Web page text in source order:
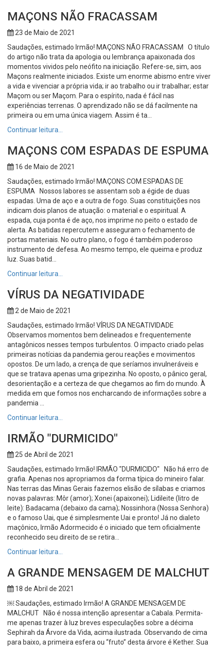
MAÇONS NÃO FRACASSAM
23 de Maio de 2021
Saudações, estimado Irmão! MAÇONS NÃO FRACASSAM O título
do artigo não trata da apologia ou lembrança apaixonada dos
momentos vividos pelo neófito na iniciação. Refere-se, sim, aos
Maçons realmente iniciados. Existe um enorme abismo entre viver
a vida e vivenciar a própria vida; ir ao trabalho ou ir trabalhar; estar
Maçom ou ser Maçom. Para o espírito, nada é fácil nas
experiências terrenas. O aprendizado não se dá facilmente na
primeira ou em uma única viagem. Assim é ta...
Continuar leitura…
MAÇONS COM ESPADAS DE ESPUMA
16 de Maio de 2021
Saudações, estimado Irmão! MAÇONS COM ESPADAS DE
ESPUMA Nossos labores se assentam sob a égide de duas
espadas. Uma de aço e a outra de fogo. Suas constituições nos
indicam dois planos de atuação: o material e o espiritual. A
espada, cuja ponta é de aço, nos imprime no peito o estado de
alerta. As batidas repercutem e asseguram o fechamento de
portas materiais. No outro plano, o fogo é também poderoso
instrumento de defesa. Ao mesmo tempo, ele queima e produz
luz. Suas batid...
Continuar leitura…
VÍRUS DA NEGATIVIDADE
2 de Maio de 2021
Saudações, estimado Irmão! VÍRUS DA NEGATIVIDADE
Observamos momentos bem delineados e frequentemente
antagônicos nesses tempos turbulentos. O impacto criado pelas
primeiras notícias da pandemia gerou reações e movimentos
opostos. De um lado, a crença de que seríamos invulneráveis e
que se tratava apenas uma gripezinha. No oposto, o pânico geral,
desorientação e a certeza de que chegamos ao fim do mundo. À
medida em que fomos nos encharcando de informações sobre a
pandemia ...
Continuar leitura…
IRMÃO "DURMICIDO"
25 de Abril de 2021
Saudações, estimado Irmão! IRMÃO "DURMICIDO" Não há erro de
grafia. Apenas nos apropriamos da forma típica do mineiro falar.
Nas terras das Minas Gerais fazemos elisão de sílabas e criamos
novas palavras: Môr (amor); Xonei (apaixonei); Lidileite (litro de
leite): Badacama (debaixo da cama); Nossinhora (Nossa Senhora)
e o famoso Uai, que é simplesmente Uai e pronto! Já no dialeto
maçônico, Irmão Adormecido é o iniciado que tem oficialmente
reconhecido seu direito de se retira...
Continuar leitura…
A GRANDE MENSAGEM DE MALCHUT
18 de Abril de 2021
￼ Saudações, estimado Irmão! A GRANDE MENSAGEM DE
MALCHUT Não é nossa intenção apresentar a Cabala. Permita-
me apenas trazer à luz breves especulações sobre a décima
Sephirah da Árvore da Vida, acima ilustrada. Observando de cima
para baixo, a primeira esfera ou “fruto” desta árvore é Kether. Sua